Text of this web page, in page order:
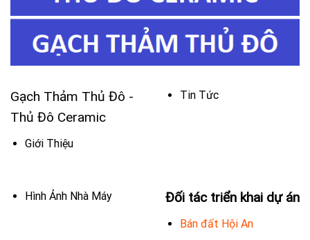
Gạch Thảm Thủ Đô -
Thủ Đô Ceramic
Giới Thiệu
Tin Tức
Hình Ảnh Nhà Máy Đối tác triển khai dự án
Bán đất Hội An